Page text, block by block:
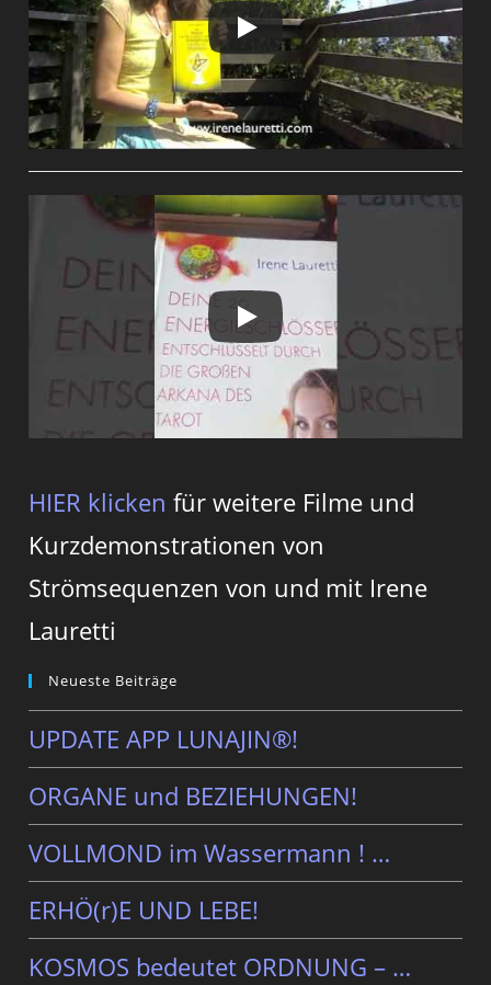
HIER klicken für weitere Filme und
Kurzdemonstrationen von
Strömsequenzen von und mit Irene
Lauretti
Neueste Beiträge
UPDATE APP LUNAJIN®!
ORGANE und BEZIEHUNGEN!
VOLLMOND im Wassermann ! …
ERHÖ(r)E UND LEBE!
KOSMOS bedeutet ORDNUNG – …